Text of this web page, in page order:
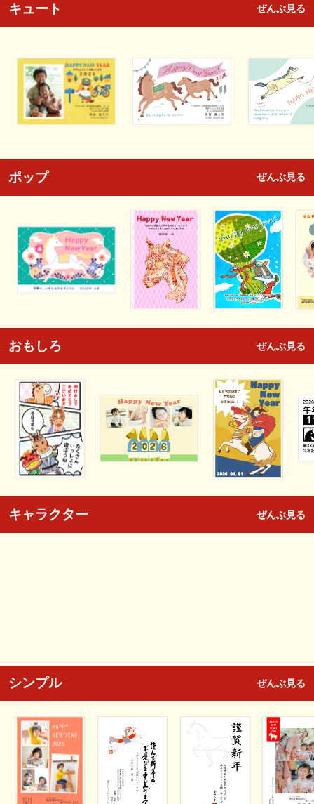
キュート ぜんぶ見る
ポップ ぜんぶ見る
おもしろ ぜんぶ見る
キャラクター ぜんぶ見る
シンプル ぜんぶ見る